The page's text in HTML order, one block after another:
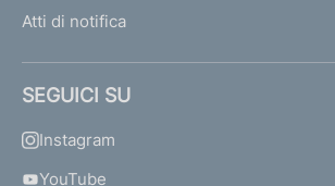
Atti di notifica
SEGUICI SU
Instagram
YouTube